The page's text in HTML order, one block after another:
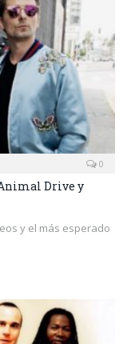
0
Drive y
y el más esperado